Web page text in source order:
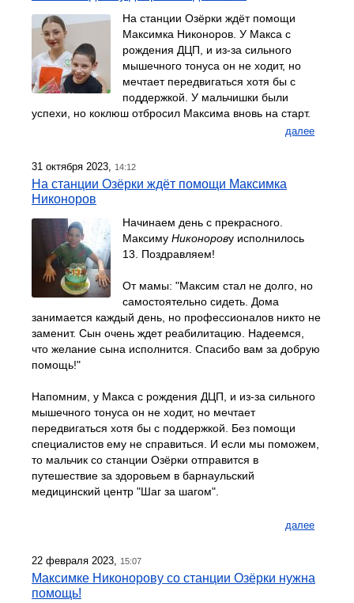
На станции Озёрки ждёт помощи
Максимка Никоноров. У Макса с
рождения ДЦП, и из-за сильного
мышечного тонуса он не ходит, но
мечтает передвигаться хотя бы с
поддержкой. У мальчишки были
успехи, но коклюш отбросил Максима вновь на старт.
далее
31 октября 2023, 14:12
На станции Озёрки ждёт помощи Максимка
Никоноров
Начинаем день с прекрасного.
Максиму Никонорову исполнилось
13. Поздравляем!
От мамы: "Максим стал не долго, но
самостоятельно сидеть. Дома
занимается каждый день, но профессионалов никто не
заменит. Сын очень ждет реабилитацию. Надеемся,
что желание сына исполнится. Спасибо вам за добрую
помощь!"
Напомним, у Макса с рождения ДЦП, и из-за сильного
мышечного тонуса он не ходит, но мечтает
передвигаться хотя бы с поддержкой. Без помощи
специалистов ему не справиться. И если мы поможем,
то мальчик со станции Озёрки отправится в
путешествие за здоровьем в барнаульский
медицинский центр "Шаг за шагом".
далее
22 февраля 2023, 15:07
Максимке Никонорову со станции Озёрки нужна
помощь!